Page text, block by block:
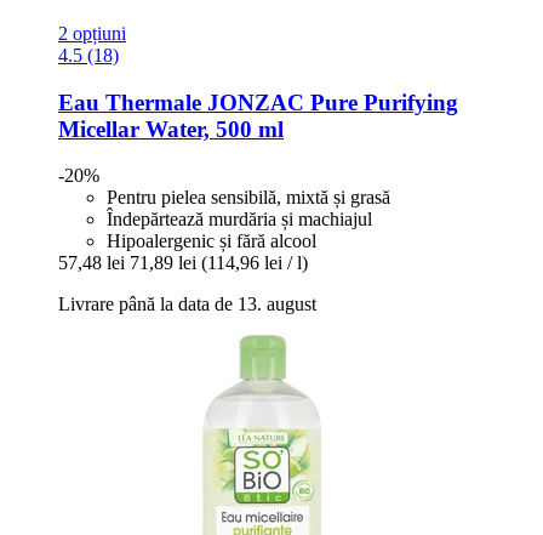
2 opțiuni
4.5 (18)
Eau Thermale JONZAC Pure Purifying
Micellar Water, 500 ml
-20%
Pentru pielea sensibilă, mixtă și grasă
Îndepărtează murdăria și machiajul
Hipoalergenic și fără alcool
57,48 lei 71,89 lei (114,96 lei / l)
Livrare până la data de 13. august